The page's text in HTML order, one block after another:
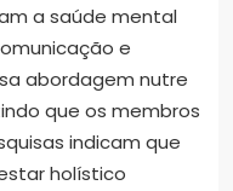
a saúde mental
e
abordagem nutre
que os membros
indicam que
holístico